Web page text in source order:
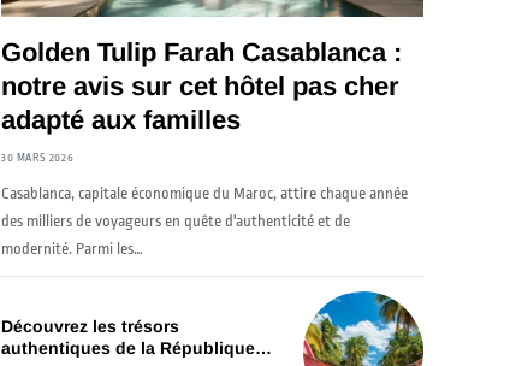
Golden Tulip Farah Casablanca :
notre avis sur cet hôtel pas cher
adapté aux familles
30 MARS 2026
Casablanca, capitale économique du Maroc, attire chaque année
des milliers de voyageurs en quête d'authenticité et de
modernité. Parmi les…
Découvrez les trésors
authentiques de la République